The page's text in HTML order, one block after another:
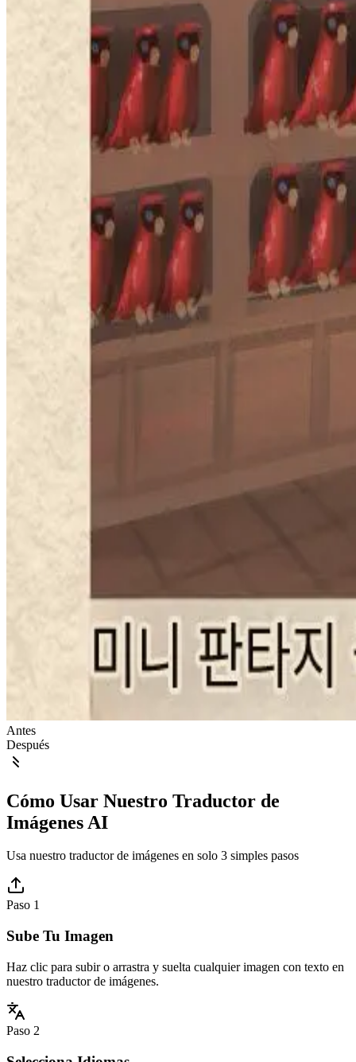
Antes
Después
Cómo Usar Nuestro Traductor de
Imágenes AI
Usa nuestro traductor de imágenes en solo 3 simples pasos
Paso 1
Sube Tu Imagen
Haz clic para subir o arrastra y suelta cualquier imagen con texto en
nuestro traductor de imágenes.
Paso 2